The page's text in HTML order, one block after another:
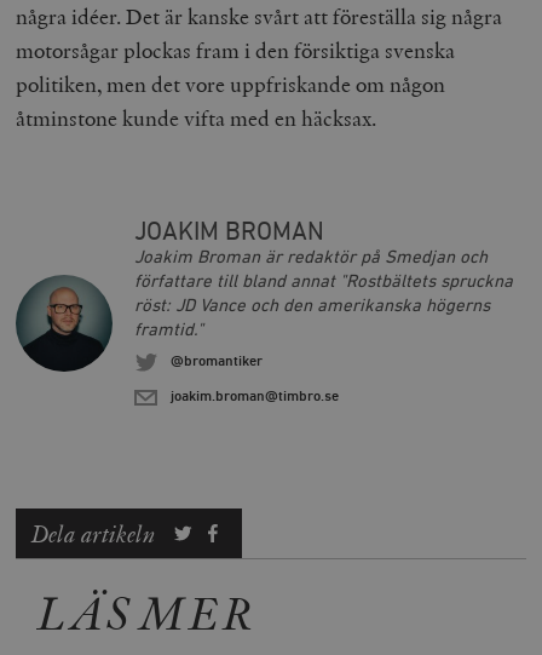
några idéer. Det är kanske svårt att föreställa sig några
motorsågar plockas fram i den försiktiga svenska
politiken, men det vore uppfriskande om någon
åtminstone kunde vifta med en häcksax.
JOAKIM BROMAN
Joakim Broman är redaktör på Smedjan och
författare till bland annat "Rostbältets spruckna
röst: JD Vance och den amerikanska högerns
framtid."
@bromantiker
joakim.broman@timbro.se
Dela artikeln
LÄS MER
/ Domän
_ga